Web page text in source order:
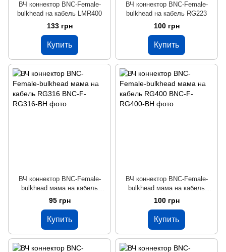
ВЧ коннектор BNC-Female-
bulkhead на кабель LMR400
133 грн
Купить
ВЧ коннектор BNC-Female-
bulkhead на кабель RG223
100 грн
Купить
ВЧ коннектор BNC-Female-
bulkhead мама на кабель
RG316
95 грн
Купить
ВЧ коннектор BNC-Female-
bulkhead мама на кабель
RG400
100 грн
Купить